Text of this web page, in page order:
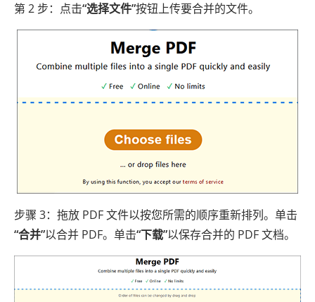
第 2 步：点击“选择文件”按钮上传要合并的文件。
步骤 3：拖放 PDF 文件以按您所需的顺序重新排列。单击
“合并”以合并 PDF。单击“下载”以保存合并的 PDF 文档。